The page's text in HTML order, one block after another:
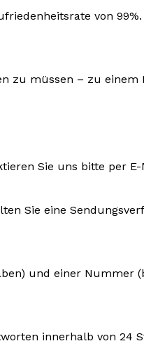
von
zu müssen – zu einem
Sie uns bitte per E-
Sie eine
und einer Nummer
innerhalb von 24